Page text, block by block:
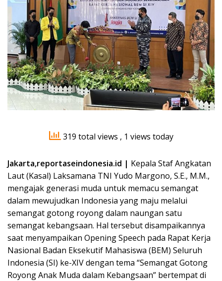
319 total views , 1 views today
Jakarta,reportaseindonesia.id | Kepala Staf Angkatan
Laut (Kasal) Laksamana TNI Yudo Margono, S.E., M.M.,
mengajak generasi muda untuk memacu semangat
dalam mewujudkan Indonesia yang maju melalui
semangat gotong royong dalam naungan satu
semangat kebangsaan. Hal tersebut disampaikannya
saat menyampaikan Opening Speech pada Rapat Kerja
Nasional Badan Eksekutif Mahasiswa (BEM) Seluruh
Indonesia (SI) ke-XIV dengan tema “Semangat Gotong
Royong Anak Muda dalam Kebangsaan” bertempat di